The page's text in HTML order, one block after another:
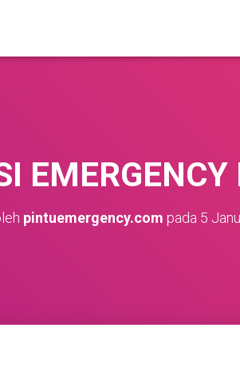
pintuemergency.com pada 5